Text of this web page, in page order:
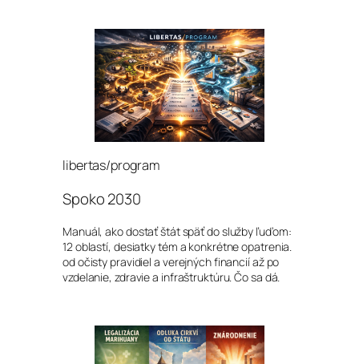
libertas/program
Spoko 2030
Manuál, ako dostať štát späť do služby ľuďom:
12 oblastí, desiatky tém a konkrétne opatrenia.
od očisty pravidiel a verejných financií až po
vzdelanie, zdravie a infraštruktúru. Čo sa dá.